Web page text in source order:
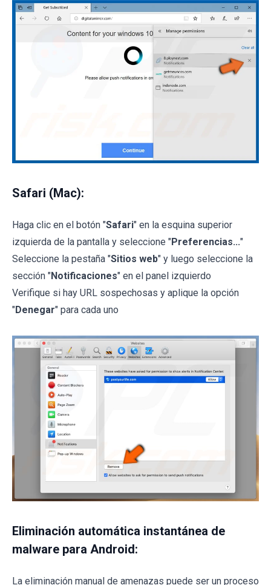
Safari (Mac):
Haga clic en el botón "Safari" en la esquina superior
izquierda de la pantalla y seleccione "Preferencias..."
Seleccione la pestaña "Sitios web" y luego seleccione la
sección "Notificaciones" en el panel izquierdo
Verifique si hay URL sospechosas y aplique la opción
"Denegar" para cada uno
Eliminación automática instantánea de
malware para Android:
La eliminación manual de amenazas puede ser un proceso